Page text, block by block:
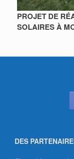
PROJET DE
SOLAIRES À
DES